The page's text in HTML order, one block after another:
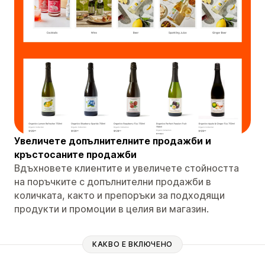
Увеличете допълнителните продажби и
кръстосаните продажби
Вдъхновете клиентите и увеличете стойността
на поръчките с допълнителни продажби в
количката, както и препоръки за подходящи
продукти и промоции в целия ви магазин.
КАКВО Е ВКЛЮЧЕНО